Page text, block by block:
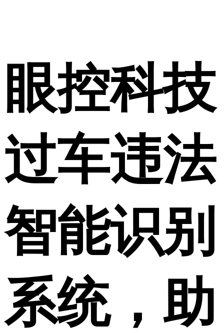
眼控科技
过车违法
智能识别
系统，助